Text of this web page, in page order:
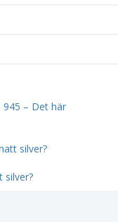
945 – Det här
silver?
silver?